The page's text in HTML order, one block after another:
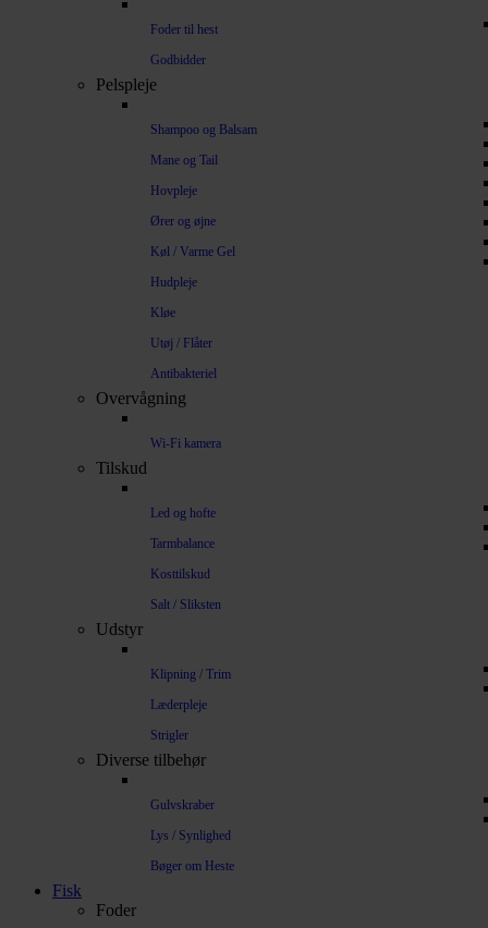
Foder til hest
Godbidder
Pelspleje
Shampoo og Balsam
Mane og Tail
Hovpleje
Ører og øjne
Køl / Varme Gel
Hudpleje
Kløe
Utøj / Flåter
Antibakteriel
Overvågning
Wi-Fi kamera
Tilskud
Led og hofte
Tarmbalance
Kosttilskud
Salt / Sliksten
Udstyr
Klipning / Trim
Læderpleje
Strigler
Diverse tilbehør
Gulvskraber
Lys / Synlighed
Bøger om Heste
Fisk
Foder